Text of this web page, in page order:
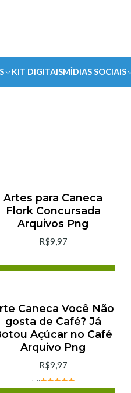
KIT DIGITAISMÍDIAS SOCIAIS
Artes para Caneca
Flork Concursada
Arquivos Png
R$9,97
Caneca Você Não
gosta de Café? Já
Açúcar no Café
Arquivo Png
R$9,97
5.0